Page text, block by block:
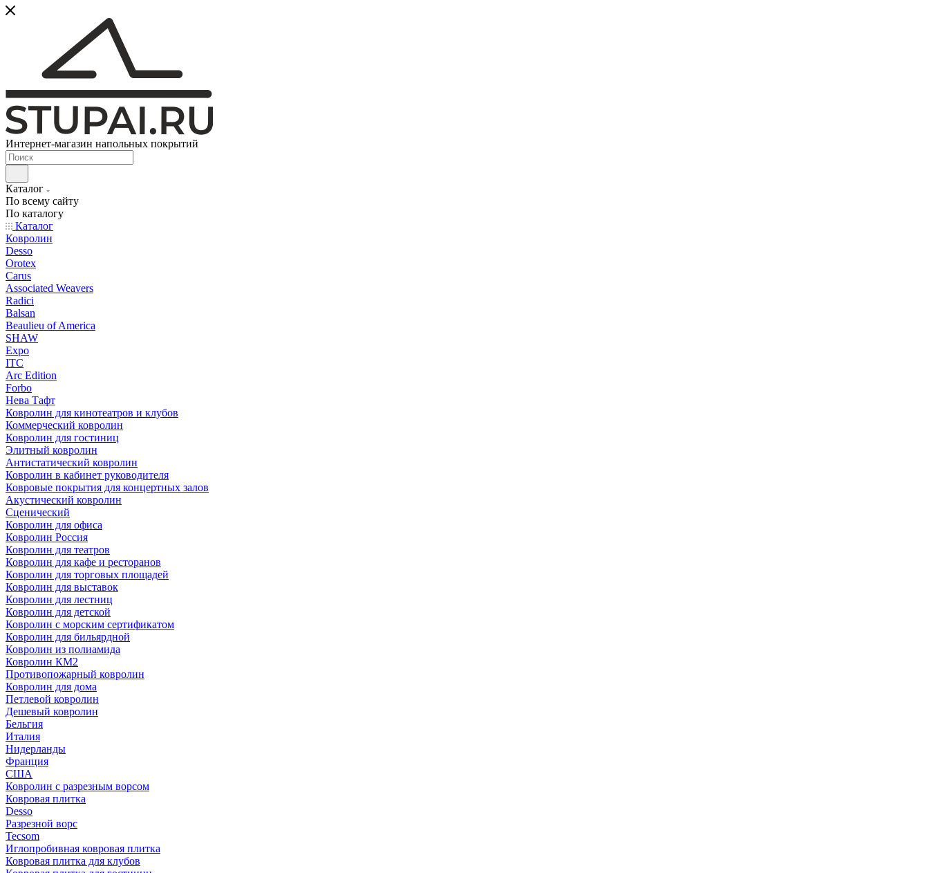
Интернет-магазин напольных покрытий
Каталог
По всему сайту
По каталогу
Каталог
Ковролин
Desso
Orotex
Carus
Associated Weavers
Radici
Balsan
Beaulieu of America
SHAW
Expo
ITC
Arc Edition
Forbo
Нева Тафт
Ковролин для кинотеатров и клубов
Коммерческий ковролин
Ковролин для гостиниц
Элитный ковролин
Антистатический ковролин
Ковролин в кабинет руководителя
Ковровые покрытия для концертных залов
Акустический ковролин
Сценический
Ковролин для офиса
Ковролин Россия
Ковролин для театров
Ковролин для кафе и ресторанов
Ковролин для торговых площадей
Ковролин для выставок
Ковролин для лестниц
Ковролин для детской
Ковролин с морским сертификатом
Ковролин для бильярдной
Ковролин из полиамида
Ковролин КМ2
Противопожарный ковролин
Ковролин для дома
Петлевой ковролин
Дешевый ковролин
Бельгия
Италия
Нидерланды
Франция
США
Ковролин с разрезным ворсом
Ковровая плитка
Desso
Разрезной ворс
Tecsom
Иглопробивная ковровая плитка
Ковровая плитка для клубов